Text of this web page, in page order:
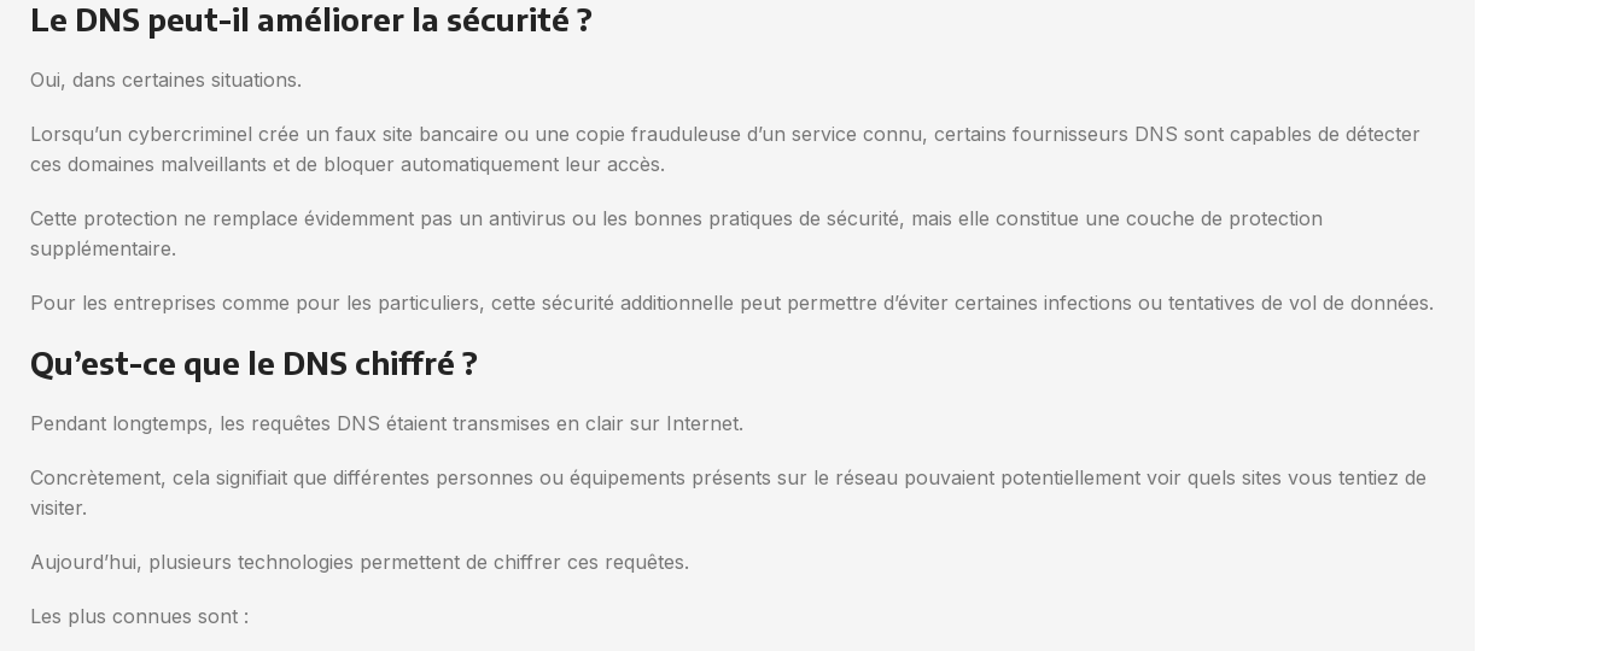
Le DNS peut-il améliorer la sécurité ?
Oui, dans certaines situations.
Lorsqu’un cybercriminel crée un faux site bancaire ou une copie frauduleuse d’un service connu, certains fournisseurs DNS sont capables de détecter
ces domaines malveillants et de bloquer automatiquement leur accès.
Cette protection ne remplace évidemment pas un antivirus ou les bonnes pratiques de sécurité, mais elle constitue une couche de protection
supplémentaire.
Pour les entreprises comme pour les particuliers, cette sécurité additionnelle peut permettre d’éviter certaines infections ou tentatives de vol de données.
Qu’est-ce que le DNS chiffré ?
Pendant longtemps, les requêtes DNS étaient transmises en clair sur Internet.
Concrètement, cela signifiait que différentes personnes ou équipements présents sur le réseau pouvaient potentiellement voir quels sites vous tentiez de
visiter.
Aujourd’hui, plusieurs technologies permettent de chiffrer ces requêtes.
Les plus connues sont :